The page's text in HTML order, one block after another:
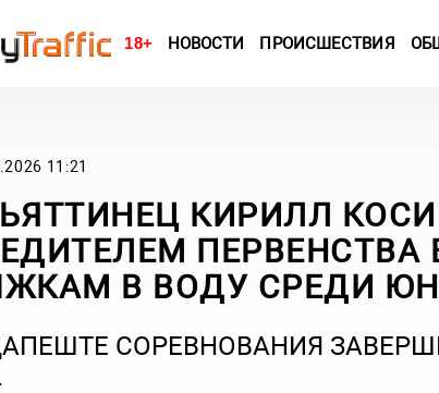
18+ НОВОСТИ ПРОИСШЕСТВИЯ
11:21
КИРИЛЛ
ПЕРВЕНСТВА
В ВОДУ СРЕДИ
СОРЕВНОВАНИЯ